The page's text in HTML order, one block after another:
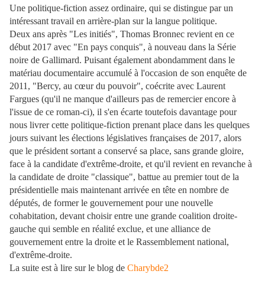
Une politique-fiction assez ordinaire, qui se distingue par un
intéressant travail en arrière-plan sur la langue politique.
Deux ans après "Les initiés", Thomas Bronnec revient en ce
début 2017 avec "En pays conquis", à nouveau dans la Série
noire de Gallimard. Puisant également abondamment dans le
matériau documentaire accumulé à l'occasion de son enquête de
2011, "Bercy, au cœur du pouvoir", coécrite avec Laurent
Fargues (qu'il ne manque d'ailleurs pas de remercier encore à
l'issue de ce roman-ci), il s'en écarte toutefois davantage pour
nous livrer cette politique-fiction prenant place dans les quelques
jours suivant les élections législatives françaises de 2017, alors
que le président sortant a conservé sa place, sans grande gloire,
face à la candidate d'extrême-droite, et qu'il revient en revanche à
la candidate de droite "classique", battue au premier tout de la
présidentielle mais maintenant arrivée en tête en nombre de
députés, de former le gouvernement pour une nouvelle
cohabitation, devant choisir entre une grande coalition droite-
gauche qui semble en réalité exclue, et une alliance de
gouvernement entre la droite et le Rassemblement national,
d'extrême-droite.
La suite est à lire sur le blog de Charybde2